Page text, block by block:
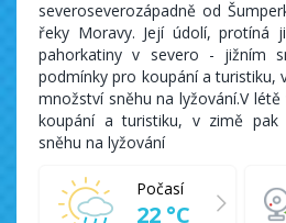
severoseverozápadně od
řeky Moravy. Její údolí, protíná
pahorkatiny v severo - jižním
podmínky pro koupání a turistiku,
množství sněhu na lyžování.V
koupání a turistiku, v zimě pak
sněhu na lyžování
Počasí
22 °C